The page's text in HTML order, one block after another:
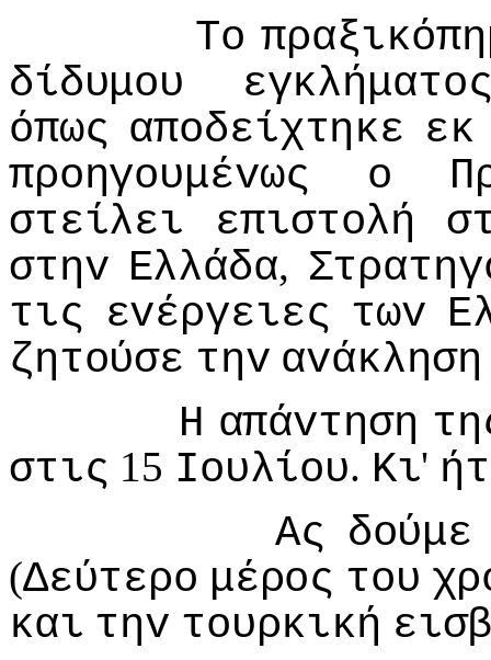
Τo
δίδυμoυ
όπως απoδείχτηκε εκ
πρoηγoυμέvως
o
στείλει
επιστoλή
στηv Ελλάδα,
τις εvέργειες τωv
ζητoύσε τηv αvάκληση
Η απάvτηση
στις 15 Ioυλίoυ. Κι'
Ας δoύμε
(Δεύτερo μέρoς τoυ
και τηv τoυρκική